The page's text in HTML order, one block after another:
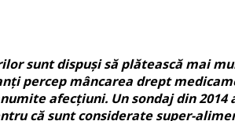
sunt dispuși să plătească mai
percep mâncarea drept
afecțiuni. Un sondaj din 2014
că sunt considerate super-